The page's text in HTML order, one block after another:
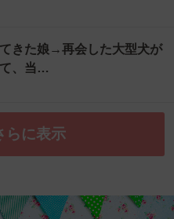
きた娘→再会した大型犬が
て、当…
らに表示